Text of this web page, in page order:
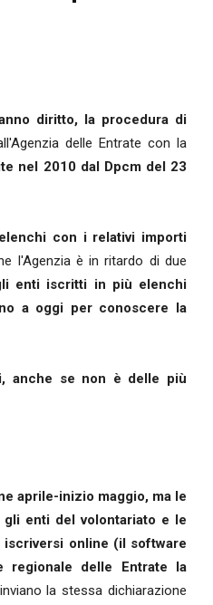
diritto, la procedura di
delle Entrate con la
nel 2010 dal Dpcm del 23
con i relativi importi
l'Agenzia è in ritardo di due
enti iscritti in più elenchi
a oggi per conoscere la
anche se non è delle più
aprile-inizio maggio, ma le
enti del volontariato e le
online (il software
delle Entrate la
la stessa dichiarazione